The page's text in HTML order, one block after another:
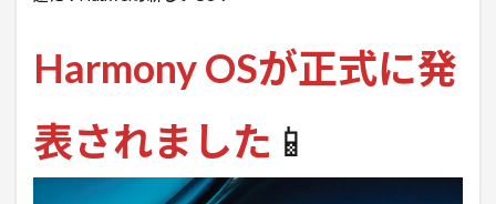
Harmony OSが正式に発
表されました 📱